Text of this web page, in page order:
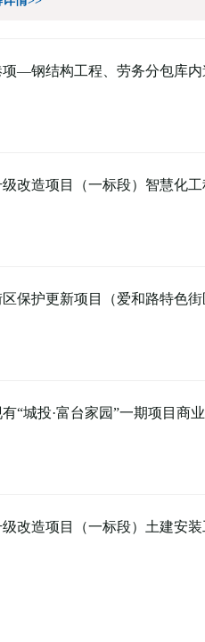
—钢结构工程、劳务分包库
改造项目（一标段）智慧化
保护更新项目（爱和路特色
“城投·富台家园”一期项目商
改造项目（一标段）土建安